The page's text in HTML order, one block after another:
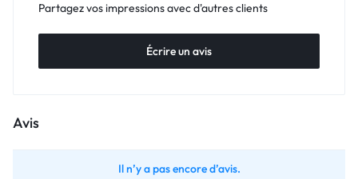
Partagez vos impressions avec d'autres clients
Écrire un avis
Avis
Il n’y a pas encore d’avis.